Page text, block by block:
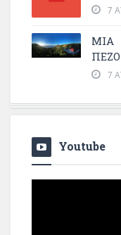
7
7
Youtube